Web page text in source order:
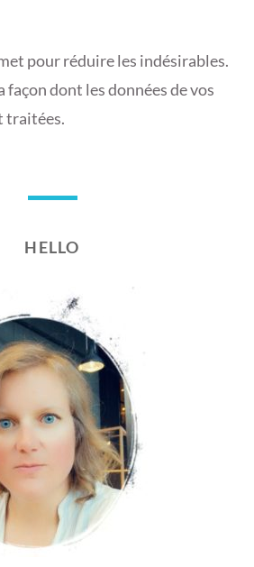
pour réduire les indésirables.
façon dont les données de vos
traitées.
HELLO